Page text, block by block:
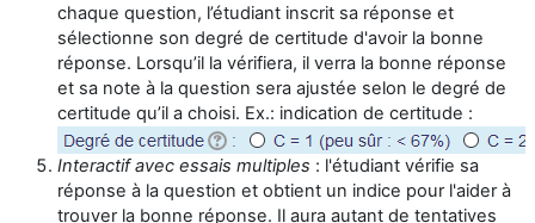
chaque question, l’étudiant inscrit sa réponse et
sélectionne son degré de certitude d'avoir la bonne
réponse. Lorsqu’il la vérifiera, il verra la bonne réponse
et sa note à la question sera ajustée selon le degré de
certitude qu’il a choisi. Ex.: indication de certitude :
Interactif avec essais multiples : l'étudiant vérifie sa
réponse à la question et obtient un indice pour l'aider à
trouver la bonne réponse. Il aura autant de tentatives